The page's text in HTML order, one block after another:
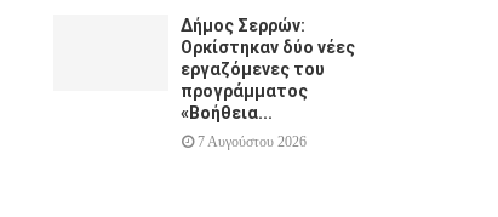
Δήμος Σερρών:
Ορκίστηκαν δύο νέες
εργαζόμενες του
προγράμματος
«Βοήθεια...
7 Αυγούστου 2026